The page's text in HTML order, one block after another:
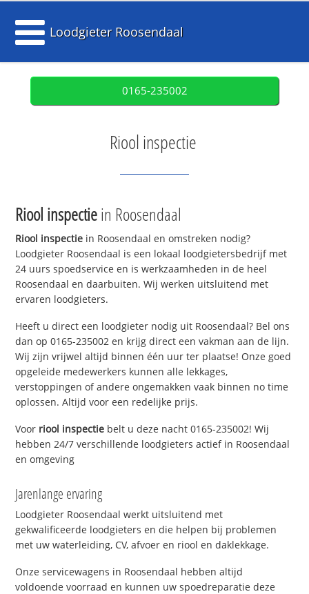
Loodgieter Roosendaal
0165-235002
Riool inspectie
Riool inspectiein Roosendaal
Riool inspectie in Roosendaal en omstreken nodig?
Loodgieter Roosendaal is een lokaal loodgietersbedrijf met
24 uurs spoedservice en is werkzaamheden in de heel
Roosendaal en daarbuiten. Wij werken uitsluitend met
ervaren loodgieters.
Heeft u direct een loodgieter nodig uit Roosendaal? Bel ons
dan op 0165-235002 en krijg direct een vakman aan de lijn.
Wij zijn vrijwel altijd binnen één uur ter plaatse! Onze goed
opgeleide medewerkers kunnen alle lekkages,
verstoppingen of andere ongemakken vaak binnen no time
oplossen. Altijd voor een redelijke prijs.
Voor riool inspectie belt u deze nacht 0165-235002! Wij
hebben 24/7 verschillende loodgieters actief in Roosendaal
en omgeving
Jarenlange ervaring
Loodgieter Roosendaal werkt uitsluitend met
gekwalificeerde loodgieters en die helpen bij problemen
met uw waterleiding, CV, afvoer en riool en daklekkage.
Onze servicewagens in Roosendaal hebben altijd
voldoende voorraad en kunnen uw spoedreparatie deze